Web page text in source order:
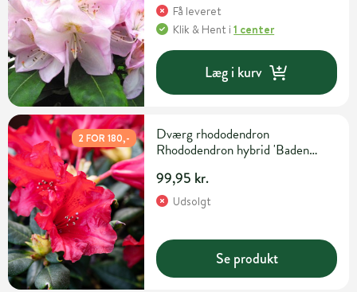
Få leveret
Klik & Hent i1 center
Læg i kurv
2 FOR 180,-
Dværg rhododendron
Rhododendron hybrid 'Baden
99,95 kr.
Udsolgt
Se produkt